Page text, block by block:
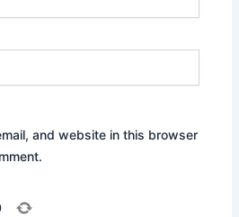
and website in this browser